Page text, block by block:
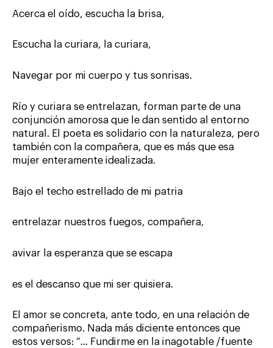
Acerca el oído, escucha la brisa,
Escucha la curiara, la curiara,
Navegar por mi cuerpo y tus sonrisas.
Río y curiara se entrelazan, forman parte de una
conjunción amorosa que le dan sentido al entorno
natural. El poeta es solidario con la naturaleza, pero
también con la compañera, que es más que esa
mujer enteramente idealizada.
Bajo el techo estrellado de mi patria
entrelazar nuestros fuegos, compañera,
avivar la esperanza que se escapa
es el descanso que mi ser quisiera.
El amor se concreta, ante todo, en una relación de
compañerismo. Nada más diciente entonces que
estos versos: “… Fundirme en la inagotable /fuente